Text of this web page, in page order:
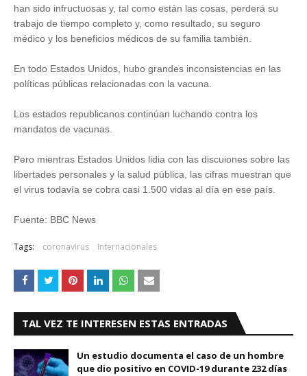
han sido infructuosas y, tal como están las cosas, perderá su
trabajo de tiempo completo y, como resultado, su seguro
médico y los beneficios médicos de su familia también.
En todo Estados Unidos, hubo grandes inconsistencias en las
políticas públicas relacionadas con la vacuna.
Los estados republicanos continúan luchando contra los
mandatos de vacunas.
Pero mientras Estados Unidos lidia con las discuiones sobre las
libertades personales y la salud pública, las cifras muestran que
el virus todavía se cobra casi 1.500 vidas al día en ese país.
Fuente: BBC News
Tags: coronavirus Internacionales
TAL VEZ TE INTERESEN ESTAS ENTRADAS
Un estudio documenta el caso de un hombre
que dio positivo en COVID-19 durante 232 días